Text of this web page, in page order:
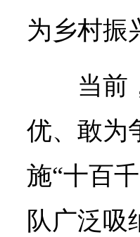
为乡村振
当前
优、敢为
施“十百
队广泛吸